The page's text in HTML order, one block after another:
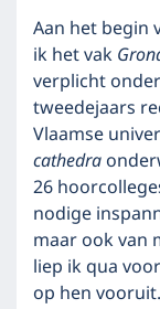
Aan het begin
ik het vak
verplicht
tweedejaars
Vlaamse
cathedra
26
nodige
maar ook van
liep ik qua
op hen